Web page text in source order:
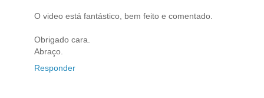
O video está fantástico, bem feito e comentado.
Obrigado cara.
Abraço.
Responder